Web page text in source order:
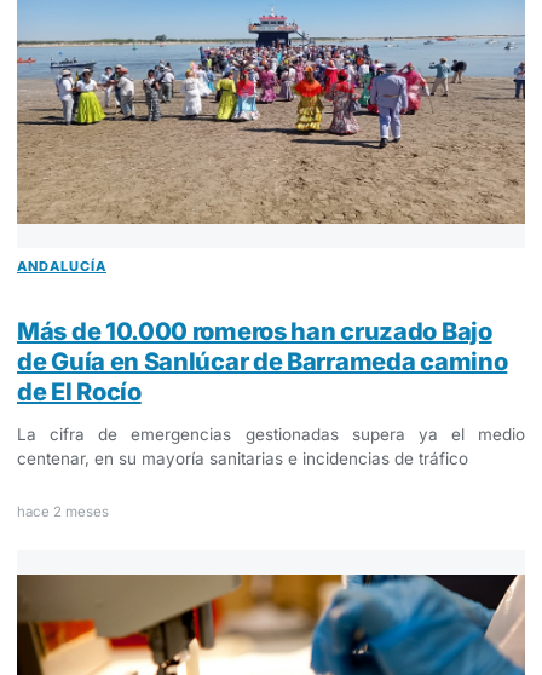
ANDALUCÍA
Más de 10.000 romeros han cruzado Bajo
de Guía en Sanlúcar de Barrameda camino
de El Rocío
La cifra de emergencias gestionadas supera ya el medio
centenar, en su mayoría sanitarias e incidencias de tráfico
hace 2 meses